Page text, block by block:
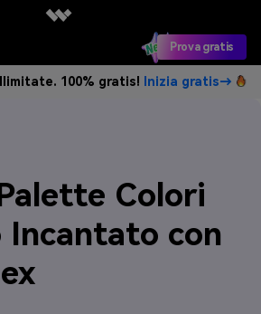
Prova gratis
100% gratis! Inizia gratis→
Colori
Incantato con